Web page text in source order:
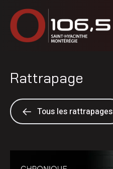
Rattrapage
Tous les rattrapages